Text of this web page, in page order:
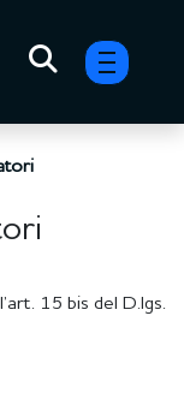
menu
15 bis del D.lgs.